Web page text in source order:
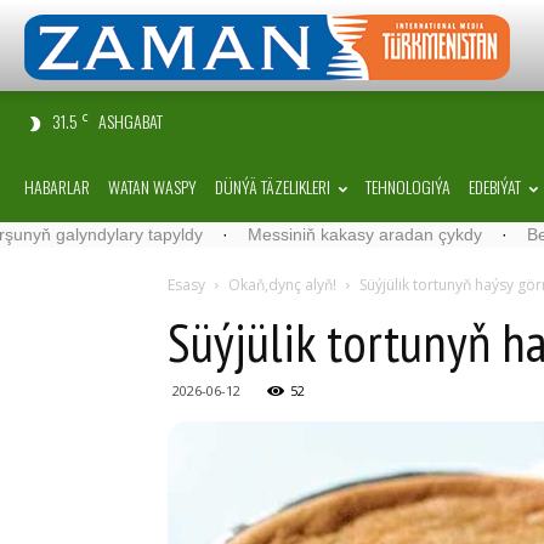
31.5 C ASHGABAT
HABARLAR WATAN WASPY DÜNÝÄ TÄZELIKLERI TEHNOLOGIÝA EDEBIÝAT
tapyldy · Messiniň kakasy aradan çykdy · Belgiýada
Esasy Okaň,dynç alyň! Süý­jü­lik tor­tu­nyň haý­sy
Süý­jü­lik tor­tu­nyň
2026-06-12 52